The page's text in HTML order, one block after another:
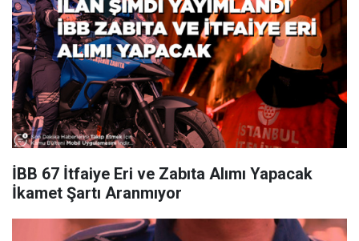
İBB 67 İtfaiye Eri ve Zabıta Alımı Yapacak
İkamet Şartı Aranmıyor